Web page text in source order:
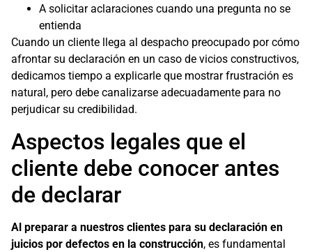
A solicitar aclaraciones cuando una pregunta no se
entienda
Cuando un cliente llega al despacho preocupado por cómo
afrontar su declaración en un caso de vicios constructivos,
dedicamos tiempo a explicarle que mostrar frustración es
natural, pero debe canalizarse adecuadamente para no
perjudicar su credibilidad.
Aspectos legales que el
cliente debe conocer antes
de declarar
Al preparar a nuestros clientes para su declaración en
juicios por defectos en la construcción, es fundamental